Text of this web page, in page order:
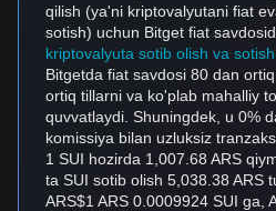
qilish (ya'ni kriptovalyutani fiat
sotish) uchun Bitget fiat
kriptovalyuta sotib olish va
Bitgetda fiat savdosi 80 dan
ortiq tillarni va ko'plab mahalliy
quvvatlaydi. Shuningdek, u 0%
komissiya bilan uzluksiz
1 SUI hozirda 1,007.68 ARS
ta SUI sotib olish 5,038.38 ARS
ARS$1 ARS 0.0009924 SUI ga,